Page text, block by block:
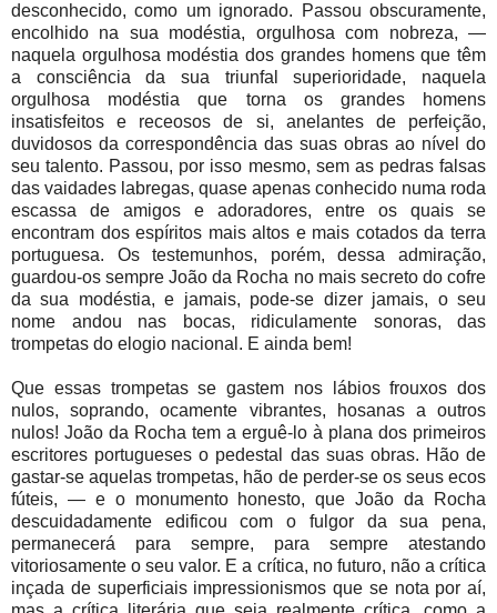
desconhecido, como um ignorado. Passou obscuramente,
encolhido na sua modéstia, orgulhosa com nobreza, —
naquela orgulhosa modéstia dos grandes homens que têm
a consciência da sua triunfal superioridade, naquela
orgulhosa modéstia que torna os grandes homens
insatisfeitos e receosos de si, anelantes de perfeição,
duvidosos da correspondência das suas obras ao nível do
seu talento. Passou, por isso mesmo, sem as pedras falsas
das vaidades labregas, quase apenas conhecido numa roda
escassa de amigos e adoradores, entre os quais se
encontram dos espíritos mais altos e mais cotados da terra
portuguesa. Os testemunhos, porém, dessa admiração,
guardou-os sempre João da Rocha no mais secreto do cofre
da sua modéstia, e jamais, pode-se dizer jamais, o seu
nome andou nas bocas, ridiculamente sonoras, das
trompetas do elogio nacional. E ainda bem!
Que essas trompetas se gastem nos lábios frouxos dos
nulos, soprando, ocamente vibrantes, hosanas a outros
nulos! João da Rocha tem a erguê-lo à plana dos primeiros
escritores portugueses o pedestal das suas obras. Hão de
gastar-se aquelas trompetas, hão de perder-se os seus ecos
fúteis, — e o monumento honesto, que João da Rocha
descuidadamente edificou com o fulgor da sua pena,
permanecerá para sempre, para sempre atestando
vitoriosamente o seu valor. E a crítica, no futuro, não a crítica
inçada de superficiais impressionismos que se nota por aí,